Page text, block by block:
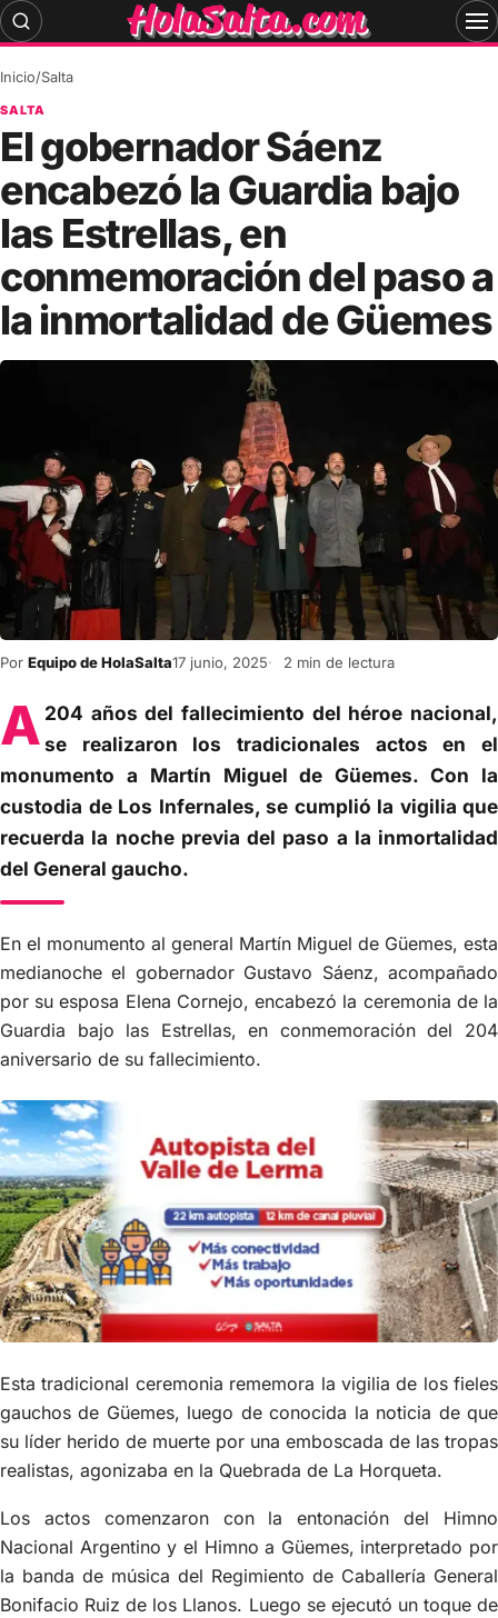
Skip
to
Inicio/Salta
SALTA
El gobernador Sáenz
encabezó la Guardia bajo
las Estrellas, en
conmemoración del paso a
la inmortalidad de Güemes
Por Equipo de HolaSalta17 junio, 2025 2 min de lectura
A 204 años del fallecimiento del héroe nacional,
se realizaron los tradicionales actos en el
monumento a Martín Miguel de Güemes. Con la
custodia de Los Infernales, se cumplió la vigilia que
recuerda la noche previa del paso a la inmortalidad
del General gaucho.
En el monumento al general Martín Miguel de Güemes, esta
medianoche el gobernador Gustavo Sáenz, acompañado
por su esposa Elena Cornejo, encabezó la ceremonia de la
Guardia bajo las Estrellas, en conmemoración del 204
aniversario de su fallecimiento.
Esta tradicional ceremonia rememora la vigilia de los fieles
gauchos de Güemes, luego de conocida la noticia de que
su líder herido de muerte por una emboscada de las tropas
realistas, agonizaba en la Quebrada de La Horqueta.
Los actos comenzaron con la entonación del Himno
Nacional Argentino y el Himno a Güemes, interpretado por
la banda de música del Regimiento de Caballería General
Bonifacio Ruiz de los Llanos. Luego se ejecutó un toque de